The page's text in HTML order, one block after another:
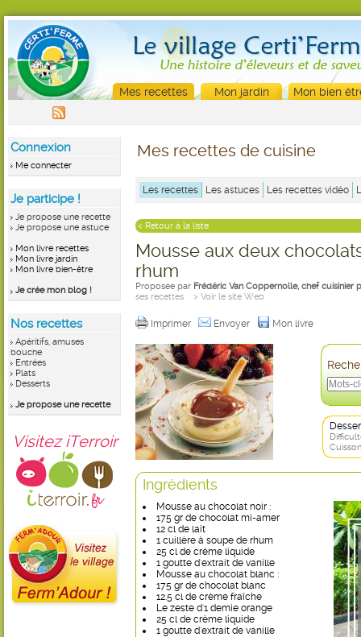
Mes recettes Mon jardin Mon bien
Connexion
Me connecter
Je participe !
Je propose une recette
Je propose une astuce
Mon livre recettes
Mon livre jardin
Mon livre bien-être
Je crée mon blog !
Nos recettes
Apéritifs, amuses
bouche
Entrées
Plats
Desserts
Je propose une recette
Visitez iTerroir
Mes recettes de cuisine
Les recettes Les astuces Les recettes vidéo
< Retour à la liste
Mousse aux deux
rhum
Proposée par Frédéric Van Coppernolle, chef cuisinier
ses recettes
> Voir le site Web
Imprimer Envoyer Mon livre
Ingrédients
Mousse au chocolat noir :
175 gr de chocolat mi-amer
12 cl de lait
1 cuillère à soupe de rhum
25 cl de crème liquide
1 goutte d'extrait de vanille
Mousse au chocolat blanc :
175 gr de chocolat blanc
12.5 cl de crème fraîche
Le zeste d'1 demie orange
25 cl de crème liquide
1 goutte d'extrait de vanille